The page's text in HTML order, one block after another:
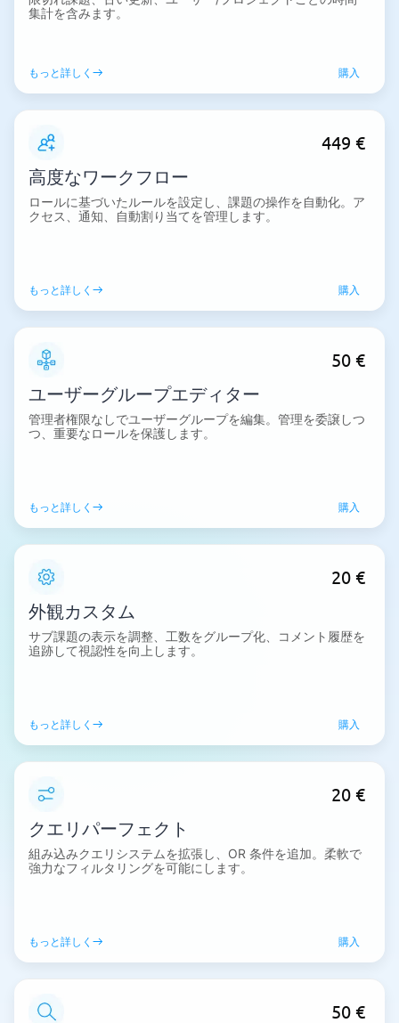
集計を含みます。
もっと詳しく 購入
449 €
高度なワークフロー
ロールに基づいたルールを設定し、課題の操作を自動化。ア
クセス、通知、自動割り当てを管理します。
もっと詳しく 購入
50 €
ユーザーグループエディター
管理者権限なしでユーザーグループを編集。管理を委譲しつ
つ、重要なロールを保護します。
もっと詳しく 購入
20 €
外観カスタム
サブ課題の表示を調整、工数をグループ化、コメント履歴を
追跡して視認性を向上します。
もっと詳しく 購入
20 €
クエリパーフェクト
組み込みクエリシステムを拡張し、OR 条件を追加。柔軟で
強力なフィルタリングを可能にします。
もっと詳しく 購入
50 €